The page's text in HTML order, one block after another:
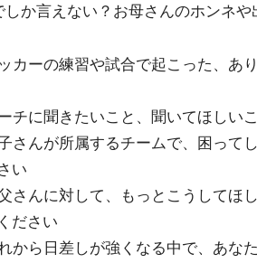
しか言えない？お母さんのホンネや
カーの練習や試合で起こった、あ
チに聞きたいこと、聞いてほしい
さんが所属するチームで、困って
い
さんに対して、もっとこうしてほ
ださい
から日差しが強くなる中で、あな